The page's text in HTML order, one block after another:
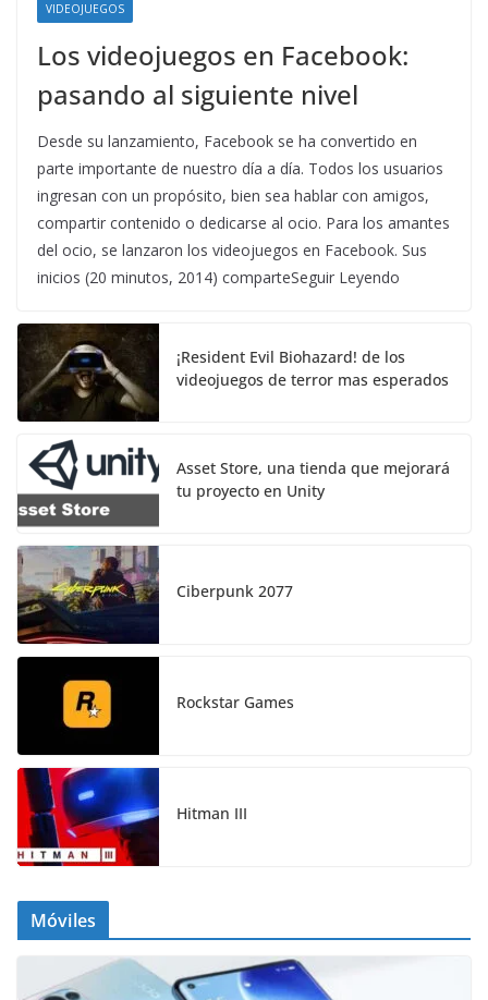
VIDEOJUEGOS
Los videojuegos en Facebook:
pasando al siguiente nivel
Desde su lanzamiento, Facebook se ha convertido en
parte importante de nuestro día a día. Todos los usuarios
ingresan con un propósito, bien sea hablar con amigos,
compartir contenido o dedicarse al ocio. Para los amantes
del ocio, se lanzaron los videojuegos en Facebook. Sus
inicios (20 minutos, 2014) comparteSeguir Leyendo
¡Resident Evil Biohazard! de los
videojuegos de terror mas esperados
Asset Store, una tienda que mejorará
tu proyecto en Unity
Ciberpunk 2077
Rockstar Games
Hitman III
Móviles